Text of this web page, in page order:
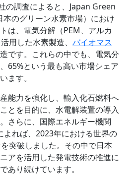
の調査によると、Japan Green
のグリーン水素市場）におけ
は、電気分解（PEM、アルカ
用した水素製造、 バイオマス
です。これらの中でも、電気分
65%という最も高い市場シェア
ます。
能力を強化し、輸入化石燃料へ
とを目的に、水電解装置の導入
さらに、国際エネルギー機関
よれば、2023年における世界の
突破しました。その中で日本
アを活用した発電技術の推進に
あり続けています。